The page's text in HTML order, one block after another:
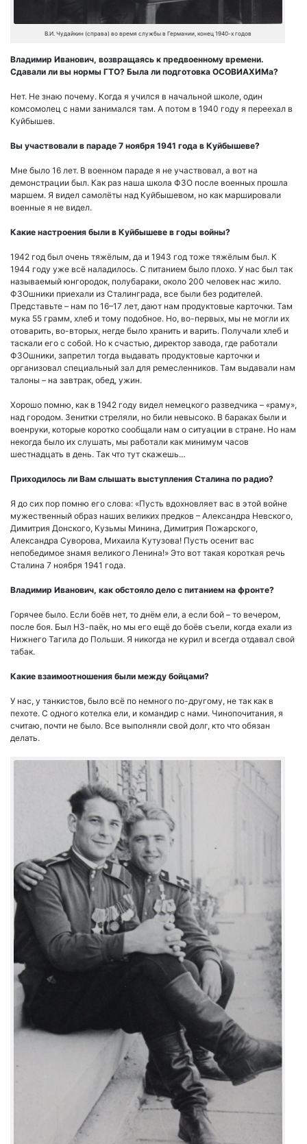
В.И. Чудайкин (справа) во время службы в Германии, конец 1940-х годов
Владимир Иванович, возвращаясь к предвоенному времени.
Сдавали ли вы нормы ГТО? Была ли подготовка ОСОВИАХИМа?
Нет. Не знаю почему. Когда я учился в начальной школе, один
комсомолец с нами занимался там. А потом в 1940 году я переехал в
Куйбышев.
Вы участвовали в параде 7 ноября 1941 года в Куйбышеве?
Мне было 16 лет. В военном параде я не участвовал, а вот на
демонстрации был. Как раз наша школа ФЗО после военных прошла
маршем. Я видел самолёты над Куйбышевом, но как маршировали
военные я не видел.
Какие настроения были в Куйбышеве в годы войны?
1942 год был очень тяжёлым, да и 1943 год тоже тяжёлым был. К
1944 году уже всё наладилось. С питанием было плохо. У нас был так
называемый юнгородок, полубараки, около 200 человек нас жило.
ФЗОшники приехали из Сталинграда, все были без родителей.
Представьте – нам по 16–17 лет, дают нам продуктовые карточки. Там
мука 55 грамм, хлеб и тому подобное. Но, во-первых, мы не могли их
отоварить, во-вторых, негде было хранить и варить. Получали хлеб и
таскали его с собой. Но к счастью, директор завода, где работали
ФЗОшники, запретил тогда выдавать продуктовые карточки и
организовал специальный зал для ремесленников. Там выдавали нам
талоны – на завтрак, обед, ужин.
Хорошо помню, как в 1942 году видел немецкого разведчика – «раму»,
над городом. Зенитки стреляли, но били невысоко. В бараках были и
военруки, которые коротко сообщали нам о ситуации в стране. Но нам
некогда было их слушать, мы работали как минимум часов
шестнадцать в день. Так что тут скажешь…
Приходилось ли Вам слышать выступления Сталина по радио?
Я до сих пор помню его слова: «Пусть вдохновляет вас в этой войне
мужественный образ наших великих предков – Александра Невского,
Димитрия Донского, Кузьмы Минина, Димитрия Пожарского,
Александра Суворова, Михаила Кутузова! Пусть осенит вас
непобедимое знамя великого Ленина!» Это вот такая короткая речь
Сталина 7 ноября 1941 года.
Владимир Иванович, как обстояло дело с питанием на фронте?
Горячее было. Если боёв нет, то днём ели, а если бой – то вечером,
после боя. Был НЗ-паёк, но мы его ещё до боёв съели, когда ехали из
Нижнего Тагила до Польши. Я никогда не курил и всегда отдавал свой
табак.
Какие взаимоотношения были между бойцами?
У нас, у танкистов, было всё по немного по-другому, не так как в
пехоте. С одного котелка ели, и командир с нами. Чинопочитания, я
считаю, почти не было. Все выполняли свой долг, кто что обязан
делать.